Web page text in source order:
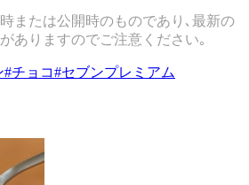
または公開時のものであり､最新の
ありますのでご注意ください｡
#チョコ#セブンプレミアム